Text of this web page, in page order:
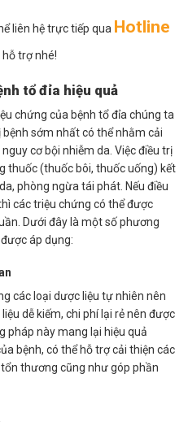
liên hệ trực tiếp qua Hotline
trợ nhé!
tổ đỉa hiệu quả
chứng của bệnh tổ đỉa chúng ta
sớm nhất có thể nhằm cải
cơ bội nhiễm da. Việc điều trị
thuốc (thuốc bôi, thuốc uống) kết
phòng ngừa tái phát. Nếu điều
các triệu chứng có thể được
Dưới đây là một số phương
áp dụng:
các loại dược liệu tự nhiên nên
dễ kiếm, chi phí lại rẻ nên được
pháp này mang lại hiệu quả
bệnh, có thể hỗ trợ cải thiện các
thương cũng như góp phần